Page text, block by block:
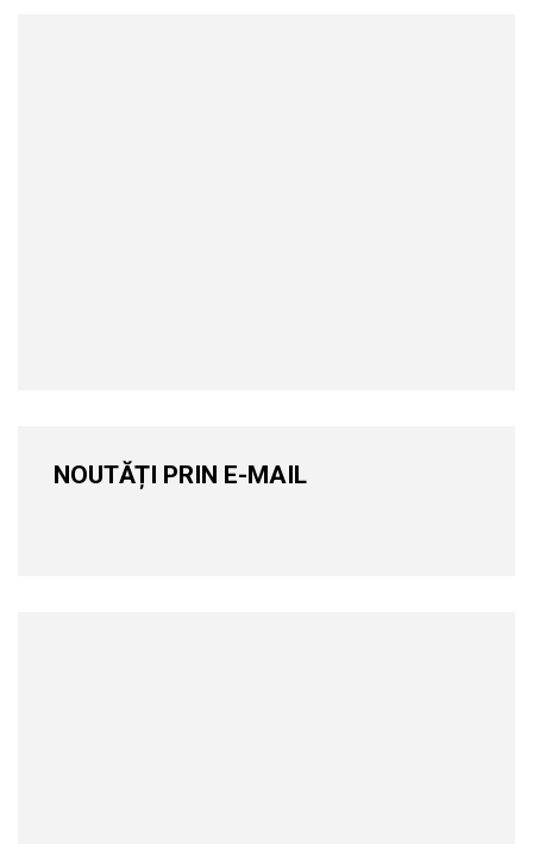
NOUTĂȚI PRIN E-MAIL